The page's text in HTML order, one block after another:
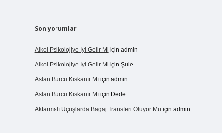
Son yorumlar
Alkol Psikolojiye Iyi Gelir Mi için admin
Alkol Psikolojiye Iyi Gelir Mi için Şule
Aslan Burcu Kıskanır Mıiçin admin
Aslan Burcu Kıskanır Mıiçin Dede
Aktarmalı Uçuşlarda Bagaj Transferi Oluyor Mu için admin